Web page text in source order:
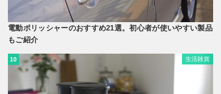
電動ポリッシャーのおすすめ21選。初心者が使いやすい製品
もご紹介
10 生活雑貨